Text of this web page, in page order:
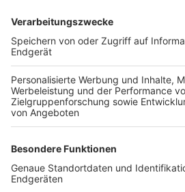
TOP-VEREINE
TOP-PARTNER